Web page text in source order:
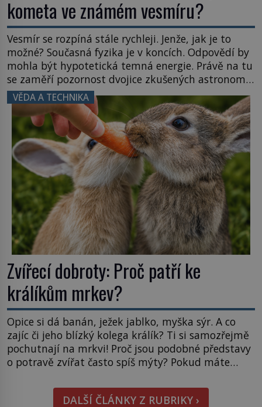
kometa ve známém vesmíru?
Vesmír se rozpíná stále rychleji. Jenže, jak je to
možné? Současná fyzika je v koncích. Odpovědí by
mohla být hypotetická temná energie. Právě na tu
se zaměří pozornost dvojice zkušených astronomů.
Namísto ní ale objeví něco mnohem
hmatatelnějšího. Naprosto rekordní kometu!
Astronomové Pedro Bernardinelli a Gary Bernstein
mravenčí prací zkoumají archivní snímky v rámci
Průzkumu temné energie […]
VĚDA A TECHNIKA
Zvířecí dobroty: Proč patří ke
králíkům mrkev?
Opice si dá banán, ježek jablko, myška sýr. A co
zajíc či jeho blízký kolega králík? Ti si samozřejmě
pochutnají na mrkvi! Proč jsou podobné představy
o potravě zvířat často spíš mýty? Pokud máte
i bude chutnat, ovšem měl by ji mít jen jako
občasný pamlsek. […]DALŠÍ ČLÁNKY Z RUBRIKY ›